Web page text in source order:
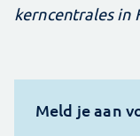
kerncentrales in
Meld je aan